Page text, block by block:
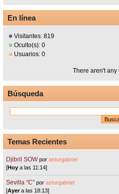
En línea
Visitantes: 819
Oculto(s): 0
Usuarios: 0
There aren't any
Búsqueda
Temas Recientes
Djibril SOW porasturgabriel
[Hoy a las 11:14]
Sevilla "C"porasturgabriel
[Ayera las 18:13]